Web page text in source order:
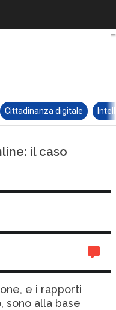
Cittadinanza digitale
il caso
e i rapporti
sono alla base